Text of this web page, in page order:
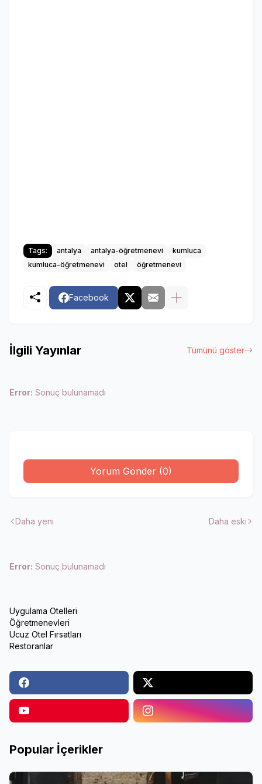
Tags: antalya antalya-öğretmenevi
kumluca
kumluca-öğretmenevi
otel öğretmenevi
Facebook
İlgili Yayınlar Tümünü göster
Error: Sonuç bulunamadı
Yorum Gönder (0)
Daha yeni Daha eski
Error: Sonuç bulunamadı
Uygulama Otelleri
Öğretmenevleri
Ucuz Otel Fırsatları
Restoranlar
Popular İçerikler